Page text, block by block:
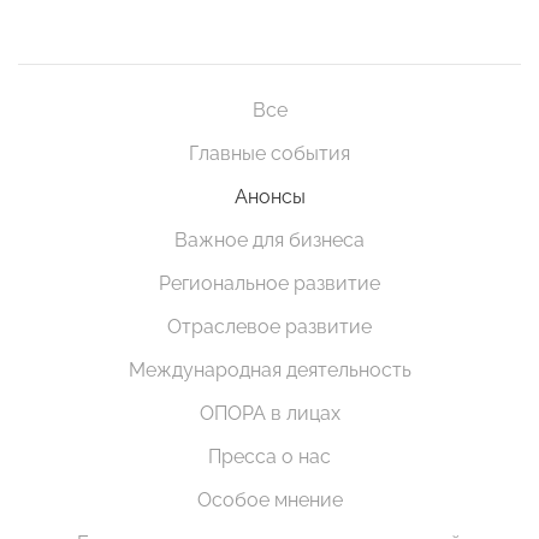
Все
Главные события
Анонсы
Важное для бизнеса
Региональное развитие
Отраслевое развитие
Международная деятельность
ОПОРА в лицах
Пресса о нас
Особое мнение